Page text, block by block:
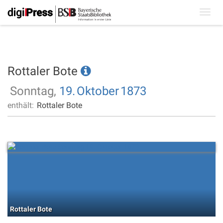
Rottaler Bote
Sonntag, 19.Oktober1873
enthält: Rottaler Bote
Rottaler Bote